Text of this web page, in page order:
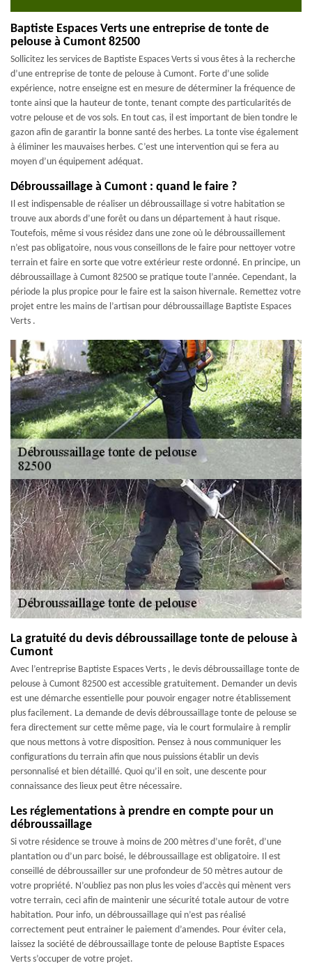
Baptiste Espaces Verts une entreprise de tonte de
pelouse à Cumont 82500
Sollicitez les services de Baptiste Espaces Verts si vous êtes à la recherche
d’une entreprise de tonte de pelouse à Cumont. Forte d’une solide
expérience, notre enseigne est en mesure de déterminer la fréquence de
tonte ainsi que la hauteur de tonte, tenant compte des particularités de
votre pelouse et de vos sols. En tout cas, il est important de bien tondre le
gazon afin de garantir la bonne santé des herbes. La tonte vise également
à éliminer les mauvaises herbes. C’est une intervention qui se fera au
moyen d’un équipement adéquat.
Débroussaillage à Cumont : quand le faire ?
Il est indispensable de réaliser un débroussaillage si votre habitation se
trouve aux abords d’une forêt ou dans un département à haut risque.
Toutefois, même si vous résidez dans une zone où le débroussaillement
n’est pas obligatoire, nous vous conseillons de le faire pour nettoyer votre
terrain et faire en sorte que votre extérieur reste ordonné. En principe, un
débroussaillage à Cumont 82500 se pratique toute l’année. Cependant, la
période la plus propice pour le faire est la saison hivernale. Remettez votre
projet entre les mains de l’artisan pour débroussaillage Baptiste Espaces
Verts .
La gratuité du devis débroussaillage tonte de pelouse à
Cumont
Avec l’entreprise Baptiste Espaces Verts , le devis débroussaillage tonte de
pelouse à Cumont 82500 est accessible gratuitement. Demander un devis
est une démarche essentielle pour pouvoir engager notre établissement
plus facilement. La demande de devis débroussaillage tonte de pelouse se
fera directement sur cette même page, via le court formulaire à remplir
que nous mettons à votre disposition. Pensez à nous communiquer les
configurations du terrain afin que nous puissions établir un devis
personnalisé et bien détaillé. Quoi qu’il en soit, une descente pour
connaissance des lieux peut être nécessaire.
Les réglementations à prendre en compte pour un
débroussaillage
Si votre résidence se trouve à moins de 200 mètres d’une forêt, d’une
plantation ou d’un parc boisé, le débroussaillage est obligatoire. Il est
conseillé de débroussailler sur une profondeur de 50 mètres autour de
votre propriété. N’oubliez pas non plus les voies d’accès qui mènent vers
votre terrain, ceci afin de maintenir une sécurité totale autour de votre
habitation. Pour info, un débroussaillage qui n’est pas réalisé
correctement peut entrainer le paiement d’amendes. Pour éviter cela,
laissez la société de débroussaillage tonte de pelouse Baptiste Espaces
Verts s’occuper de votre projet.